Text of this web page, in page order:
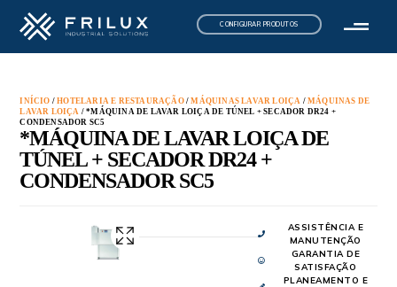
CONFIGURAR PRODUTOS
INÍCIO /HOTELARIA E RESTAURAÇÃO/MÁQUINAS LAVAR LOIÇA /MÁQUINAS DE
LAVAR LOIÇA / *MÁQUINA DE LAVAR LOIÇA DE TÚNEL + SECADOR DR24 +
CONDENSADOR SC5
*MÁQUINA DE LAVAR LOIÇA DE
TÚNEL + SECADOR DR24 +
CONDENSADOR SC5
ASSISTÊNCIA E
MANUTENÇÃO
GARANTIA DE
SATISFAÇÃO
PLANEAMENTO E